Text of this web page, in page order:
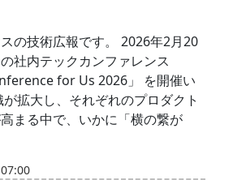
の技術広報です。 2026年2月20
社内テックカンファレンス
for Us 2026」 を開催い
拡大し、それぞれのプロダクト
まる中で、いかに「横の繋が